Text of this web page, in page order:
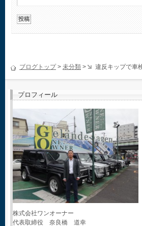
ブログトップ> 未分類 > 違反キップで車
プロフィール
株式会社ワンオーナー
代表取締役 奈良橋 道幸